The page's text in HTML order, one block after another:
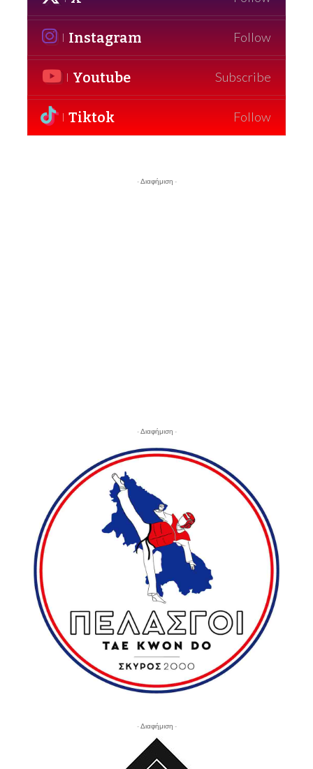
Instagram Follow
Youtube Subscribe
Tiktok Follow
- Διαφήμιση -
- Διαφήμιση -
- Διαφήμιση -